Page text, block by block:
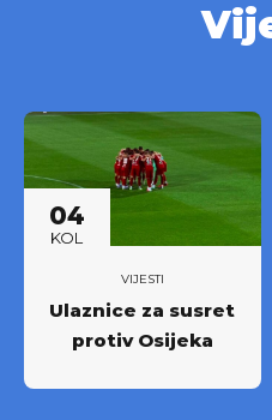
04
KOL
VIJESTI
Ulaznice za susret
protiv Osijeka